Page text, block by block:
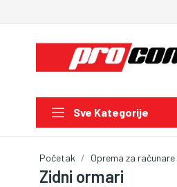
Sve Kategorije
Zidni ormari
Početak Oprema za računare